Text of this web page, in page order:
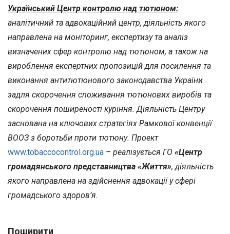
Український Центр контролю над тютюном:
аналітичний та адвокаційний центр, діяльність якого
направлена на моніторинг, експертизу та аналіз
визначених сфер контролю над тютюном, а також на
вироблення експертних пропозицій для посилення та
виконання антитютюнового законодавства України
задля скорочення споживання тютюнових виробів та
скорочення поширеності куріння. Діяльність Центру
заснована на ключових стратегіях Рамкової конвенції
ВООЗ з боротьби проти тютюну. Проект
www.tobaccocontrol.org.ua – реалізується ГО «Центр
громадянського представництва «Життя», діяльність
якого направлена на здійснення адвокації у сфері
громадського здоров’я.
Поширити